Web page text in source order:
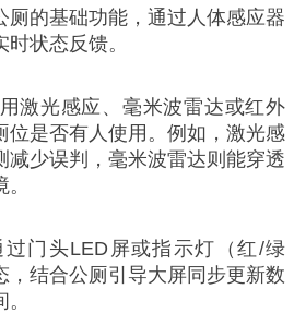
厕的基础功能，通过人体感应器
状态反馈。
激光感应、毫米波雷达或红外
位是否有人使用。例如，激光感
减少误判，毫米波雷达则能穿透
门头LED屏或指示灯（红/绿
，结合公厕引导大屏同步更新数